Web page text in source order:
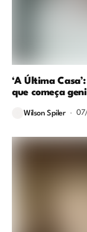
‘A Última
que começa
Wilson Spiler